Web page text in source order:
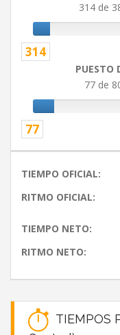
314 de
314
PUESTO
77 de
77
TIEMPO OFICIAL:
RITMO OFICIAL:
TIEMPO NETO:
RITMO NETO:
TIEMPOS